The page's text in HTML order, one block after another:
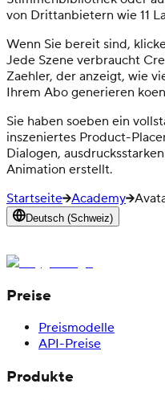
von Drittanbietern wie 11
Wenn Sie bereit sind,
Jede Szene verbraucht
Zaehler, der anzeigt, wie
Ihrem Abo generieren
Sie haben soeben ein
inszeniertes Product-
Dialogen,
Animation erstellt.
Startseite Academy
Deutsch (Schweiz)
Preise
Preismodelle
API-Preise
Produkte